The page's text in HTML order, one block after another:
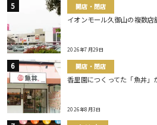
開店・閉店
イオンモール久御山の複数店
2026年7月29日
開店・閉店
香里園につくってた「魚丼」
2026年8月3日